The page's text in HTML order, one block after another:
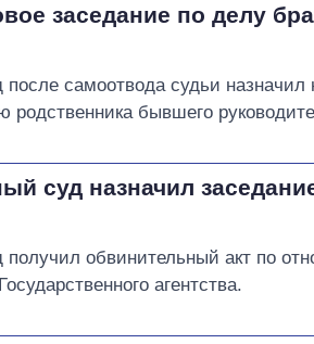
заседание по делу
самоотвода судьи назначил
родственника бывшего
суд назначил
обвинительный акт по
агентства.